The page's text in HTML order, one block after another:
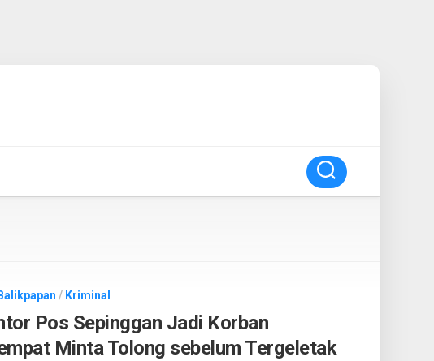
/ Kriminal
Pos Sepinggan Jadi Korban
Minta Tolong sebelum Tergeletak